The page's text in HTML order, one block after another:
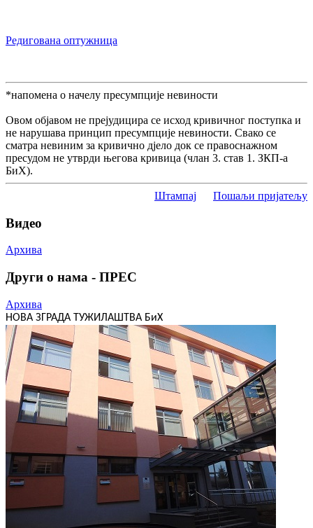
Редигована оптужница
*напомена о начелу пресумпције невиности
Овом објавом не прејудицира се исход кривичног поступка и
не нарушава принцип пресумпције невиности. Свако се
сматра невиним за кривично дјело док се правоснажном
пресудом не утврди његова кривица (члан 3. став 1. ЗКП-а
БиХ).
Штампај Пошаљи пријатељу
Видео
Архива
Други о нама - ПРЕС
Архива
НОВА ЗГРАДА ТУЖИЛАШТВА БиХ